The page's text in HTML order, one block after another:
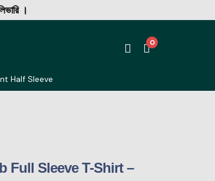
0
Half Sleeve
Full Sleeve T-Shirt –